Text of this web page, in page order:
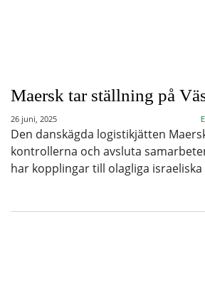
Maersk tar ställning på
26 juni, 2025
Den danskägda logistikjätten
kontrollerna och avsluta
har kopplingar till olagliga